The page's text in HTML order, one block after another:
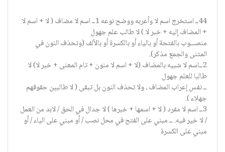
44ــ استخرج اسم لا وأعربه ووضح نوعه 1ــ اسم لا مضاف ( لا + اسم لا
+ المضاف إليه + خبر لا ) لا طالب علم جهول
منصـــوب بالفتحة أو بالياء أو بالكسرة أو بالألف (وتحذف النون في
المثنى والجمع مذكر).
2ــاسم لا شبيه بالمضاف (لا + اسم لا منون + تام المعنى + خبر لا) لا
طالبا للعلم جهول
ــ نفس إعراب المضاف ، ولا تحذف النون بل تبقى ( لا طالبين حقوقهم
جهلاء ).
3ــ اسم لا مفرد ( لا + اسمها + خبرها ) لا جدال في الحق / لابد من العمل
/ لا خير فيه. ــ مبني على الفتح في محل نصب / أو مبني على الياء / أو
مبني على الكسرة